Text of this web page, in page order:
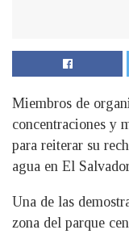
Miembros de
concentraciones y
para reiterar su
agua en El
Una de las
zona del parque